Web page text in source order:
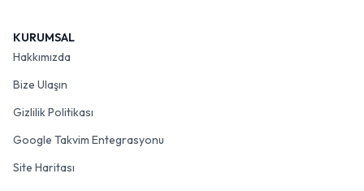
KURUMSAL
Hakkımızda
Bize Ulaşın
Gizlilik Politikası
Google Takvim Entegrasyonu
Site Haritası